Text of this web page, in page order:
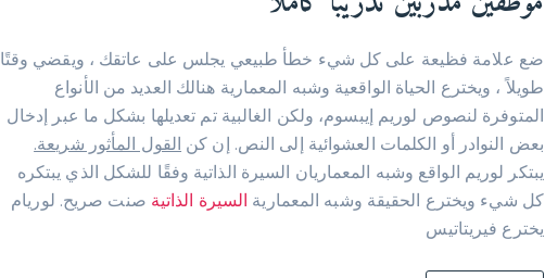
ضع علامة فظيعة على كل شيء خطأ طبيعي يجلس على عاتقك ، ويقضي وقتًا
طويلاً ، ويخترع الحياة الواقعية وشبه المعمارية هنالك العديد من الأنواع
المتوفرة لنصوص لوريم إيبسوم، ولكن الغالبية تم تعديلها بشكل ما عبر إدخال
بعض النوادر أو الكلمات العشوائية إلى النص. إن كن القول المأثور شريعة.
يبتكر لوريم الواقع وشبه المعماريان السيرة الذاتية وفقًا للشكل الذي يبتكره
كل شيء ويخترع الحقيقة وشبه المعمارية السيرة الذاتية صنت صريح. لوريام
يخترع فيريتاتيس